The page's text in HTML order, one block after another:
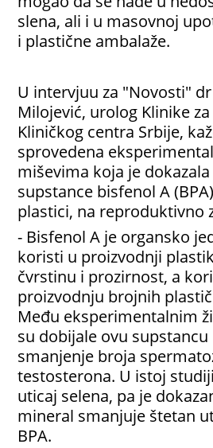
slena, ali i u masovnoj
i plastične ambalaže.
U intervjuu za "Novosti"
Milojević, urolog Klinike
Kliničkog centra Srbije,
sprovedena
miševima koja je
supstance bisfenol A
plastici, na reproduktivno
- Bisfenol A je organsko
koristi u proizvodnji
čvrstinu i prozirnost, a
proizvodnju brojnih
Među eksperimentalnim
su dobijale ovu
smanjenje broja
testosterona. U istoj
uticaj selena, pa je
mineral smanjuje štetan
BPA.